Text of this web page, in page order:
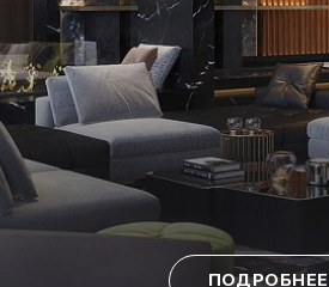
ПОДРОБНЕЕ